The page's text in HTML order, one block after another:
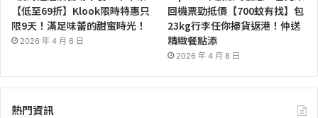
【低至69折】Klook限時特惠只
限9天！滿足味蕾的甜蜜時光！
2026 年 4 月 6 日
回機票勁抵價【700蚊有找】包
23kg行李任你掃貨返港！仲送
精緻餐點添
2026 年 4 月 8 日
熱門資訊